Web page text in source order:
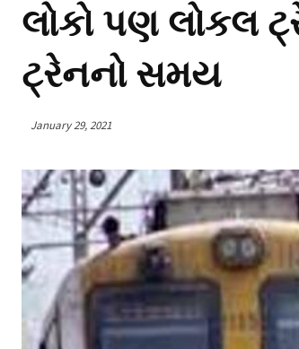
લોકો પણ લોકલ
ટ્રેનનો સમય
January 29, 2021